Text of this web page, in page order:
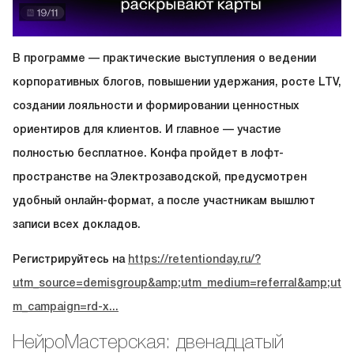
В программе — практические выступления о ведении
корпоративных блогов, повышении удержания, росте LTV,
создании лояльности и формировании ценностных
ориентиров для клиентов. И главное — участие
полностью бесплатное. Конфа пройдет в лофт-
пространстве на Электрозаводской, предусмотрен
удобный онлайн-формат, а после участникам вышлют
записи всех докладов.
Регистрируйтесь на https://retentionday.ru/?
utm_source=demisgroup&amp;utm_medium=referral&amp;ut
m_campaign=rd-x...
НейроМастерская: двенадцатый